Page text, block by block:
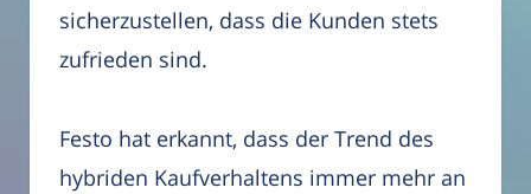
sicherzustellen, dass die Kunden stets
zufrieden sind.
Festo hat erkannt, dass der Trend des
hybriden Kaufverhaltens immer mehr an